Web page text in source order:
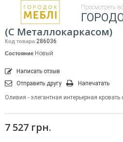
Просмотреть
(с Металлокаркасом)
Код товара 286036
Состояние Новый
Написать отзыв
Отправить другу
Напечатать
Оливия - элегантная интерьерная кровать
7 527 грн.